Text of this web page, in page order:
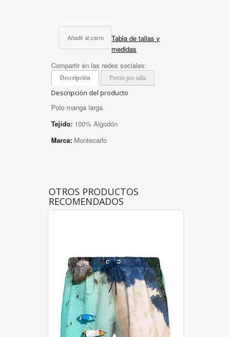
Añadir al carro
Tabla de tallas y
medidas
Compartir en las redes sociales:
Descripción Precio por talla
Descripción del producto
Polo manga larga.
Tejido: 100% Algodón
Marca: Montecarlo
OTROS PRODUCTOS
RECOMENDADOS